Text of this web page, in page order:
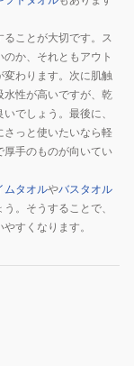
ことが大切です。ス
か、それともアウト
変わります。次に肌触
水性が高いですが、乾
でしょう。最後に、
っと使いたいなら軽
厚手のものが向いてい
ムタオルやバスタオル
。そうすることで、
すくなります。